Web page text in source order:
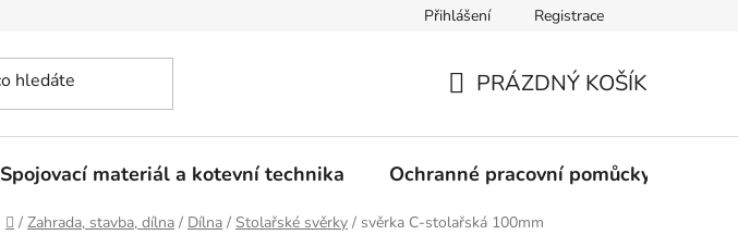
Přihlášení Registrace
KOŠÍK
PRÁZDNÝ KOŠÍK
Spojovací materiál a kotevní technika Ochranné pracovní pomůcky
Domů
/ Zahrada, stavba, dílna / Dílna / Stolařské svěrky / svěrka C-stolařská 100mm